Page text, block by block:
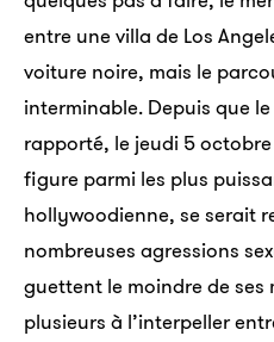
entre une villa de Los
voiture noire, mais le
interminable. Depuis que le
rapporté, le jeudi 5
figure parmi les plus
hollywoodienne, se serait
nombreuses agressions
guettent le moindre de
plusieurs à l’interpeller